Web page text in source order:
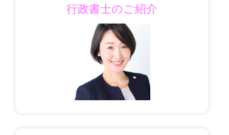
行政書士のご紹介